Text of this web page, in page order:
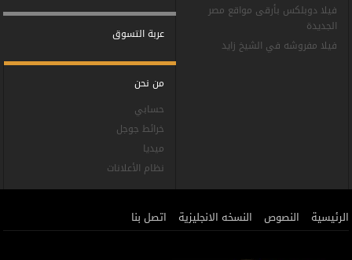
فيلا دوبلكس بأرقى مواقع مصر
الجديدة
فيلا مفروشه في الشيخ زايد
عربة التسوق
من نحن
حسابي
خرائط جوجل
ميديا
نظام الأعلانات
الرئيسية النصوص النسخه الانجليزية اتصل بنا